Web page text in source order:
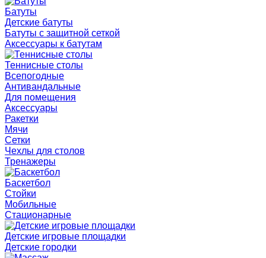
Батуты
Детские батуты
Батуты с защитной сеткой
Аксессуары к батутам
Теннисные столы
Всепогодные
Антивандальные
Для помещения
Аксессуары
Ракетки
Мячи
Сетки
Чехлы для столов
Тренажеры
Баскетбол
Стойки
Мобильные
Стационарные
Детские игровые площадки
Детские городки